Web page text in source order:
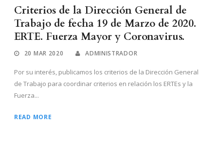
Criterios de la Dirección General de
Trabajo de fecha 19 de Marzo de 2020.
ERTE. Fuerza Mayor y Coronavirus.
20 MAR 2020 ADMINISTRADOR
Por su interés, publicamos los criterios de la Dirección General
de Trabajo para coordinar criterios en relación los ERTEs y la
Fuerza...
READ MORE